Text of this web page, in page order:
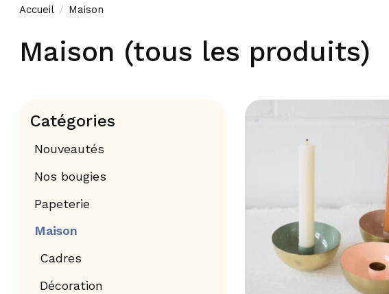
Accueil / Maison
Maison (tous les produits)
Catégories
Nouveautés
Nos bougies
Papeterie
Maison
Cadres
Décoration